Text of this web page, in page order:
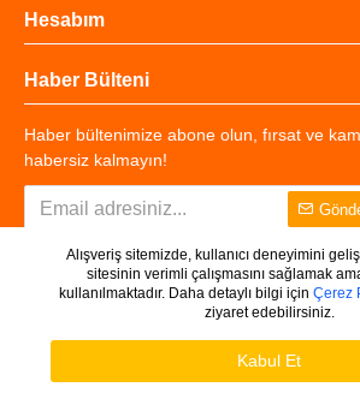
Hesabım
Haber Bülteni
Haber bültenimize abone olun, fırsat ve
habersiz kalmayın!
Copyright © 2025 - Tüm Hakları
Alışveriş sitemizde, kullanıcı deneyimini
sitesinin verimli çalışmasını sağlamak
kullanılmaktadır. Daha detaylı bilgi için Çerez
ziyaret edebilirsiniz.
Kabul Et
Ürünleri Filtrele